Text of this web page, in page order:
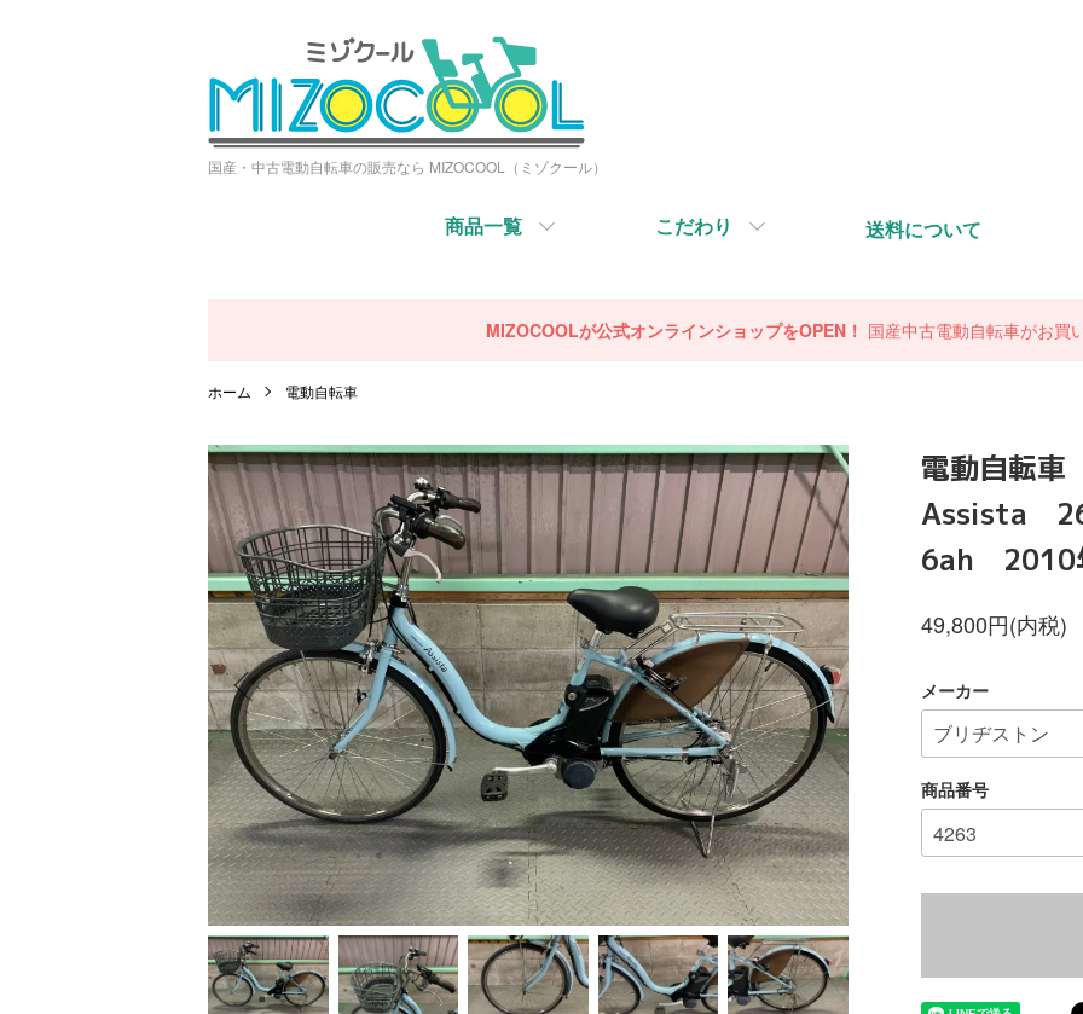
国産・中古電動自転車の販売なら MIZOCOOL（ミゾクール）
商品一覧 こだわり 送料について
MIZOCOOLが公式オンラインショップをOPEN！ 国産中古電動自転車がお買
ホーム 電動自転車
電動自転
Assista
6ah
49,800円(内税)
メーカー
商品番号